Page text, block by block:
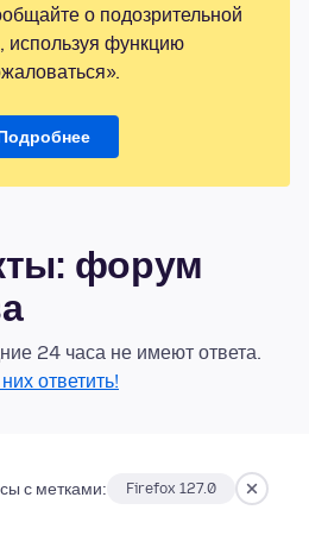
о подозрительной
используя функцию
форум
24 часа не имеют ответа.
ответить!
с метками: Firefox 127.0